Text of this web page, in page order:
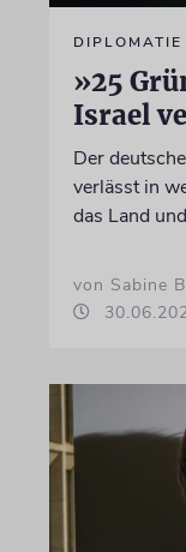
DIPLOMATIE
»25
Israel
Der
verlässt in
das Land
von Sabine